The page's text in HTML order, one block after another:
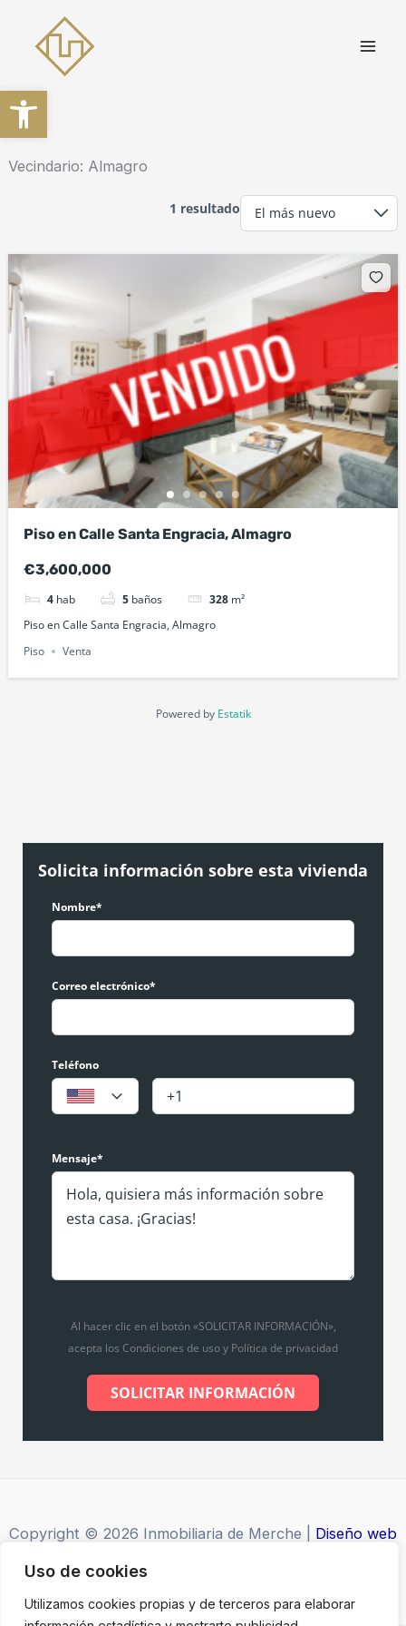
Abrir barra de herramientas
Uso de cookies
Utilizamos cookies propias y de terceros para elaborar
contenido
Vecindario: Almagro
1 resultado
Piso en Calle Santa Engracia, Almagro
€3,600,000
4 hab 5 baños 328 m²
Piso en Calle Santa Engracia, Almagro
Piso
Venta
Powered by Estatik
Solicita información sobre esta vivienda
Nombre*
Correo electrónico*
Teléfono
Mensaje*
Al hacer clic en el botón «SOLICITAR INFORMACIÓN»,
acepta los Condiciones de uso y Política de privacidad
SOLICITAR INFORMACIÓN
Copyright © 2026 Inmobiliaria de Merche | Diseño web